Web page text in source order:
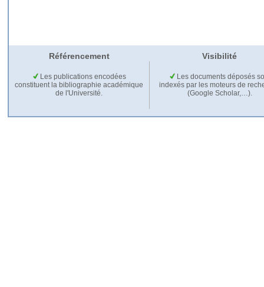
Référencement Visibilité
Les publications encodées
constituent la bibliographie académique
de l'Université.
Les documents déposés
indexés par les moteurs de
(Google Scholar,…).